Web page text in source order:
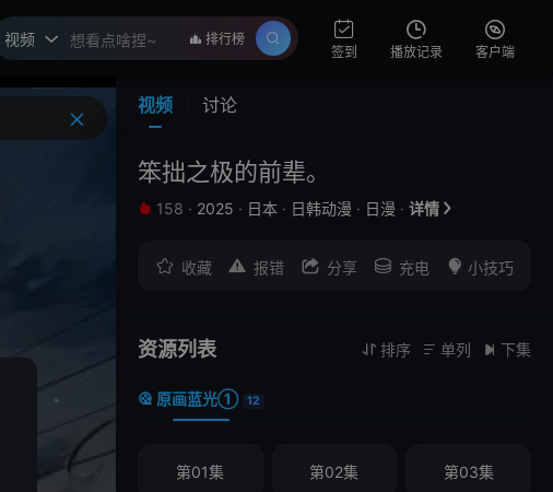
视频 
排行榜
签到
播放记录 客户端
视频 讨论
笨拙之极的前辈。
 158 · 2025 · 日本 · 日韩动漫 · 日漫 · 详情 
 收藏  报错  分享  充电  小技巧
资源列表  排序  单列  下集
 原画蓝光① 12
第01集 第02集 第03集